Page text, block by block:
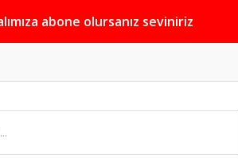
abone olursanız seviniriz